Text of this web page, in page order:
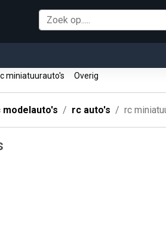
miniatuurauto's Overig
modelauto's rc auto's rc